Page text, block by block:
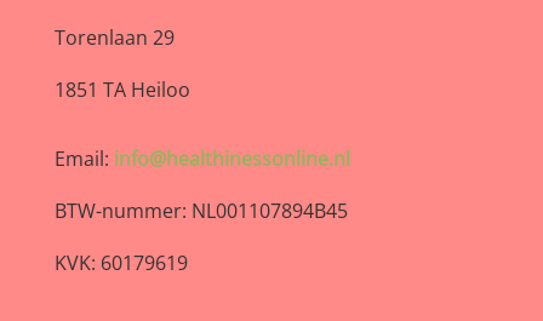
Torenlaan 29
1851 TA Heiloo
Email: info@healthinessonline.nl
BTW-nummer: NL001107894B45
KVK: 60179619